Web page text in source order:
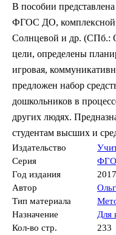
В пособии
ФГОС ДО, комплексной
Солнцевой и др. (СПб.:
цели, определены
игровая,
предложен набор
дошкольников в
других людях.
студентам высших и
Издательство
Серия
Год издания
2017
Автор
Тип материала
Назначение
Для
Кол-во стр.
233